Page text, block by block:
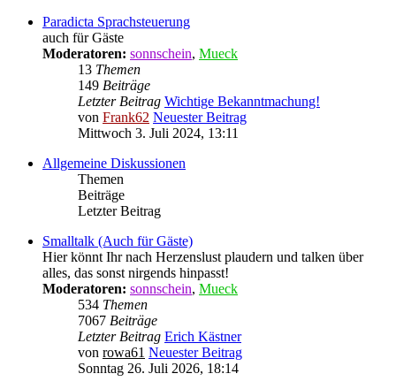
Paradicta Sprachsteuerung
auch für Gäste
Moderatoren: sonnschein, Mueck
13 Themen
149 Beiträge
Letzter Beitrag Wichtige Bekanntmachung!
von Frank62 Neuester Beitrag
Mittwoch 3. Juli 2024, 13:11
Allgemeine Diskussionen
Themen
Beiträge
Letzter Beitrag
Smalltalk (Auch für Gäste)
Hier könnt Ihr nach Herzenslust plaudern und talken über
alles, das sonst nirgends hinpasst!
Moderatoren: sonnschein, Mueck
534 Themen
7067 Beiträge
Letzter Beitrag Erich Kästner
von rowa61 Neuester Beitrag
Sonntag 26. Juli 2026, 18:14